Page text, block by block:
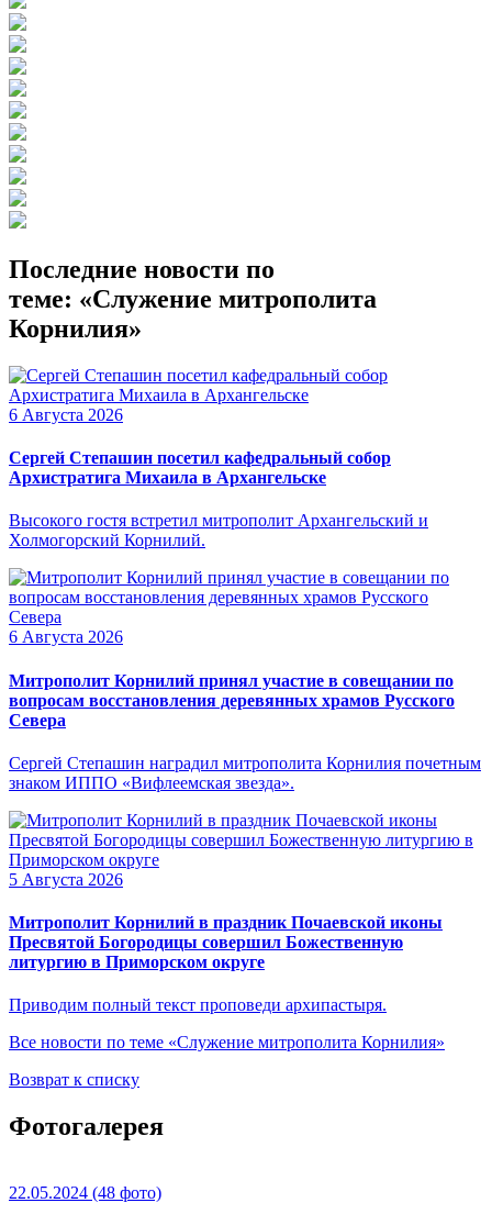
Последние новости по
теме: «Служение митрополита
Корнилия»
6 Августа 2026
Сергей Степашин посетил кафедральный собор
Архистратига Михаила в Архангельске
Высокого гостя встретил митрополит Архангельский и
Холмогорский Корнилий.
6 Августа 2026
Митрополит Корнилий принял участие в совещании по
вопросам восстановления деревянных храмов Русского
Севера
Сергей Степашин наградил митрополита Корнилия почетным
знаком ИППО «Вифлеемская звезда».
5 Августа 2026
Митрополит Корнилий в праздник Почаевской иконы
Пресвятой Богородицы совершил Божественную
литургию в Приморском округе
Приводим полный текст проповеди архипастыря.
Все новости по теме «Служение митрополита Корнилия»
Возврат к списку
Фотогалерея
22.05.2024 (48 фото)